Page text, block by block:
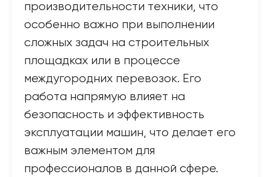
производительности техники, что
особенно важно при выполнении
сложных задач на строительных
площадках или в процессе
междугородних перевозок. Его
работа напрямую влияет на
безопасность и эффективность
эксплуатации машин, что делает его
важным элементом для
профессионалов в данной сфере.